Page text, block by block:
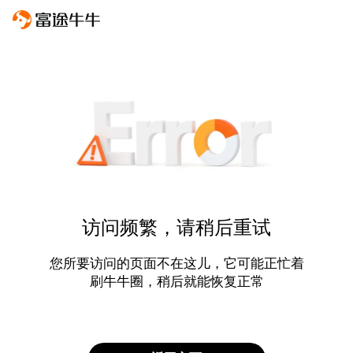
访问频繁，请稍后重试
您所要访问的页面不在这儿，它可能正忙着
刷牛牛圈，稍后就能恢复正常